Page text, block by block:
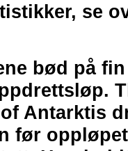
se
bød på
Antarktis
før